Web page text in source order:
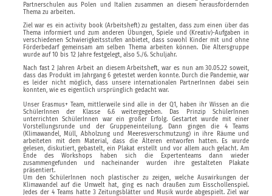
Partnerschulen aus Polen und Italien zusammen an diesem herausfordernden
Thema zu arbeiten.
Ziel war es ein activity book (Arbeitsheft) zu gestalten, dass zum einen über das
Thema informiert und zum anderen Übungen, Spiele und (Kreativ)-Aufgaben in
verschiedenen Schwierigkeitsstufen anbietet, dass sowohl Kinder mit und ohne
Förderbedarf gemeinsam am selben Thema arbeiten können. Die Altersgruppe
wurde auf 10 bis 12 Jahre festgelegt, also 5./6. Schuljahr.
Nach fast 2 Jahren Arbeit an diesem Arbeitsheft, war es nun am 30.05.22 soweit,
dass das Produkt im Jahrgang 6 getestet werden konnte. Durch die Pandemie, war
es leider nicht möglich, dass unsere internationalen PartnerInnen dabei sein
konnten, wie es eigentlich ursprünglich gedacht war.
Unser Erasmus+ Team, mittlerweile sind alle in der Q1, haben ihr Wissen an die
SchülerInnen der Klasse 6.6 weitergegeben. Das Prinzip SchülerInnen
unterrichten SchülerInnen war ein großer Erfolg. Gestartet wurde mit einer
Vorstellungsrunde und der Gruppeneinteilung. Dann gingen die 4 Teams
(Klimawandel, Müll, Abholzung und Meeresverschmutzung) in ihre Räume und
arbeiteten mit dem Material, dass die Älteren entworfen hatten. Es wurde
gelesen, diskutiert, gebastelt, ein Plakat erstellt und vor allem auch gelacht. Am
Ende des Workshops haben sich die Expertenteams dann wieder
zusammengefunden und nacheinander wurden ihre gestalteten Plakate
präsentiert.
Um den SchülerInnen noch plastischer zu zeigen, welche Auswirkungen der
Klimawandel auf die Umwelt hat, ging es nach draußen zum Eisschollenspiel.
Jedes der 4 Teams hatte 3 Zeitungsblätter und Musik wurde abgespielt. Ziel war